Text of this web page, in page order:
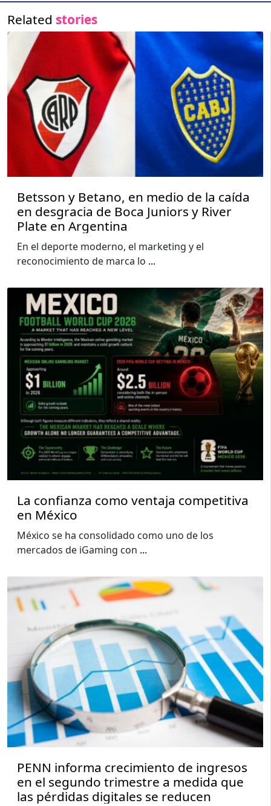
Related stories
Betsson y Betano, en medio de la caída
en desgracia de Boca Juniors y River
Plate en Argentina
En el deporte moderno, el marketing y el
reconocimiento de marca lo ...
La confianza como ventaja competitiva
en México
México se ha consolidado como uno de los
mercados de iGaming con ...
PENN informa crecimiento de ingresos
en el segundo trimestre a medida que
las pérdidas digitales se reducen